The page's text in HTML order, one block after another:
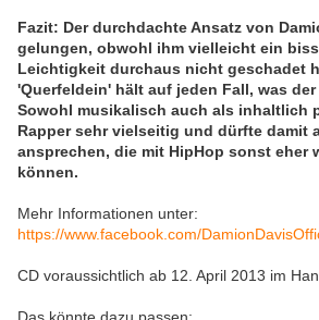
Fazit: Der durchdachte Ansatz von
gelungen, obwohl ihm vielleicht ein
Leichtigkeit durchaus nicht geschadet
'Querfeldein' hält auf jeden Fall, was
Sowohl musikalisch auch als inhaltlich
Rapper sehr vielseitig und dürfte damit
ansprechen, die mit HipHop sonst eher
können.
Mehr Informationen unter:
https://www.facebook.com/
CD voraussichtlich ab 12. April 2013 im